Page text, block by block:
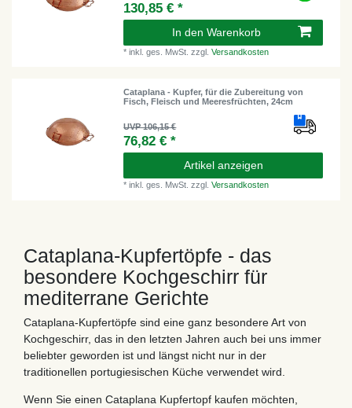
130,85 € *
In den Warenkorb
*inkl. ges. MwSt. zzgl.Versandkosten
Cataplana - Kupfer, für die Zubereitung von
Fisch, Fleisch und Meeresfrüchten, 24cm
UVP 106,15 €
76,82 € *
Artikel anzeigen
*inkl. ges. MwSt. zzgl.Versandkosten
Cataplana-Kupfertöpfe - das
besondere Kochgeschirr für
mediterrane Gerichte
Cataplana-Kupfertöpfe sind eine ganz besondere Art von
Kochgeschirr, das in den letzten Jahren auch bei uns immer
beliebter geworden ist und längst nicht nur in der
traditionellen portugiesischen Küche verwendet wird.
Wenn Sie einen Cataplana Kupfertopf kaufen möchten,